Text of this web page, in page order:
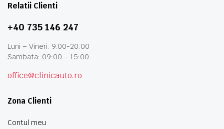
Relatii Clienti
+40 735 146 247
Luni – Vineri: 9:00-20:00
Sambata: 09:00 – 15:00
office@clinicauto.ro
Zona Clienti
Contul meu